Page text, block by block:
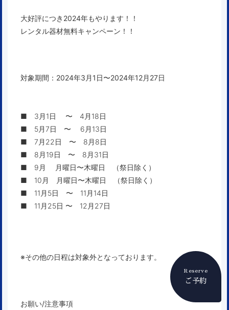
Reserve
ご予約
大好評につき2024年もやります！！
レンタル器材無料キャンペーン！！
対象期間：2024年3月1日〜2024年12月27日
■ 3月1日 〜 4月18日
■ 5月7日 〜 6月13日
■ 7月22日 〜 8月8日
■ 8月19日 〜 8月31日
■ 9月 月曜日〜木曜日 （祭日除く）
■ 10月 月曜日〜木曜日 （祭日除く）
■ 11月5日 〜 11月14日
■ 11月25日 〜 12月27日
※その他の日程は対象外となっております。
お願い/注意事項